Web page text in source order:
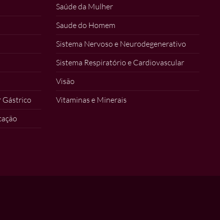
Gástrico
Saúde da Mulher
Saude do Homem
Sistema Nervoso e Neurodegenerativo
Sistema Respiratório e Cardiovascular
Visão
Vitaminas e Minerais